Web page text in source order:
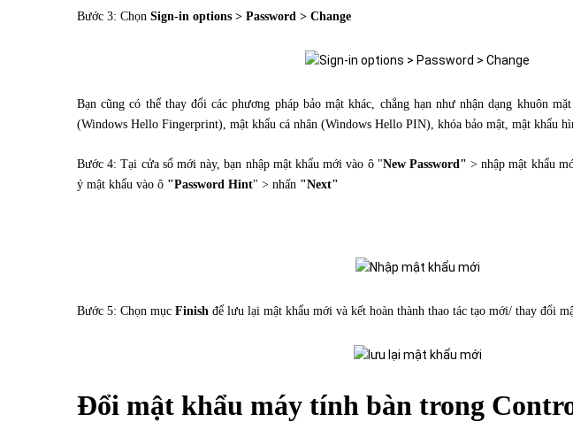
Bước 3: Chọn Sign-in options > Password > Change
Bạn cũng có thể thay đổi các phương pháp bảo mật khác, chẳng hạn như nhận dạng khuôn
(Windows Hello Fingerprint), mật khẩu cá nhân (Windows Hello PIN), khóa bảo mật, mật khẩu
Bước 4: Tại cửa sổ mới này, bạn nhập mật khẩu mới vào ô "New Password" > nhập mật khẩu
ý mật khẩu vào ô "Password Hint" > nhấn "Next"
Bước 5: Chọn mục Finish để lưu lại mật khẩu mới và kết hoàn thành thao tác tạo mới/ thay đổi
Đổi mật khẩu máy tính bàn trong